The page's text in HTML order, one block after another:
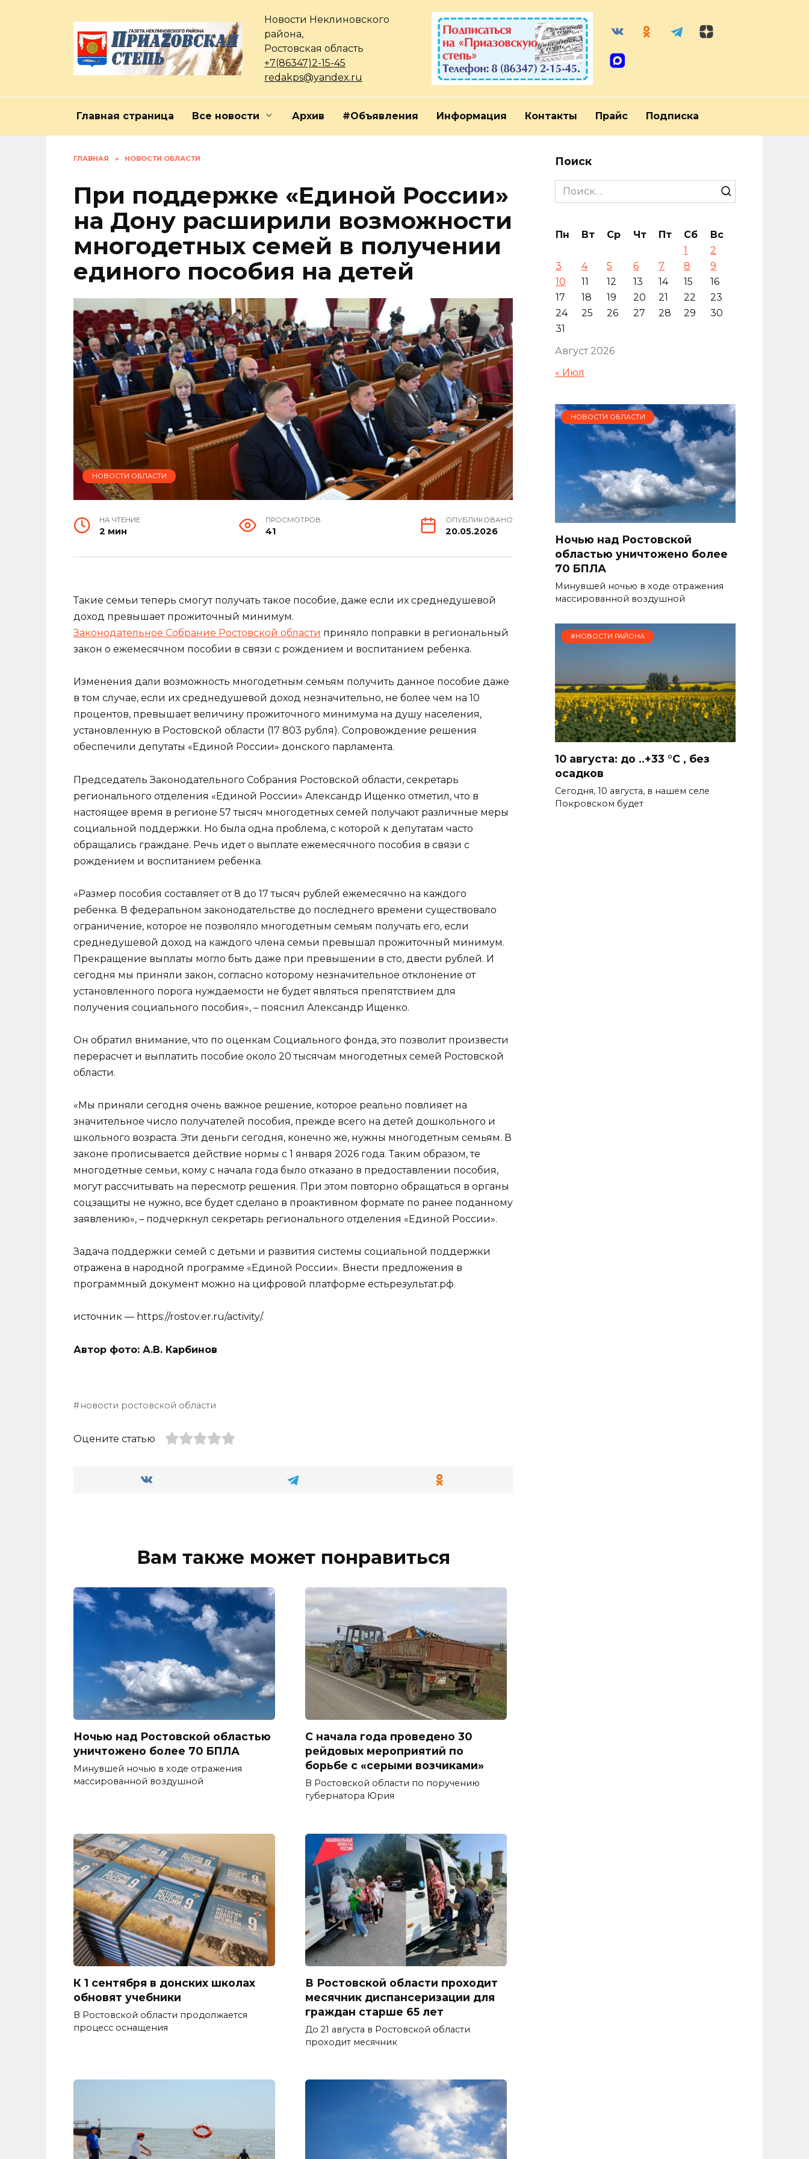
Новости Неклиновского
района,
Ростовская область
+7(86347)2-15-45
redakps@yandex.ru
Главная страница Все новости Архив #Объявления Информация Контакты Прайс Подписка
ГЛАВНАЯ » НОВОСТИ ОБЛАСТИ
При поддержке «Единой России»
на Дону расширили возможности
многодетных семей в получении
единого пособия на детей
НОВОСТИ ОБЛАСТИ
НА ЧТЕНИЕ
2 мин
ПРОСМОТРОВ
41
ОПУБЛИКОВАНО
20.05.2026
Такие семьи теперь смогут получать такое пособие, даже если их среднедушевой
доход превышает прожиточный минимум.
Законодательное Собрание Ростовской области приняло поправки в региональный
закон о ежемесячном пособии в связи с рождением и воспитанием ребенка.
Изменения дали возможность многодетным семьям получить данное пособие даже
в том случае, если их среднедушевой доход незначительно, не более чем на 10
процентов, превышает величину прожиточного минимума на душу населения,
установленную в Ростовской области (17 803 рубля). Сопровождение решения
обеспечили депутаты «Единой России» донского парламента.
Председатель Законодательного Собрания Ростовской области, секретарь
регионального отделения «Единой России» Александр Ищенко отметил, что в
настоящее время в регионе 57 тысяч многодетных семей получают различные меры
социальной поддержки. Но была одна проблема, с которой к депутатам часто
обращались граждане. Речь идет о выплате ежемесячного пособия в связи с
рождением и воспитанием ребенка.
«Размер пособия составляет от 8 до 17 тысяч рублей ежемесячно на каждого
ребенка. В федеральном законодательстве до последнего времени существовало
ограничение, которое не позволяло многодетным семьям получать его, если
среднедушевой доход на каждого члена семьи превышал прожиточный минимум.
Прекращение выплаты могло быть даже при превышении в сто, двести рублей. И
сегодня мы приняли закон, согласно которому незначительное отклонение от
установленного порога нуждаемости не будет являться препятствием для
получения социального пособия», – пояснил Александр Ищенко.
Он обратил внимание, что по оценкам Социального фонда, это позволит произвести
перерасчет и выплатить пособие около 20 тысячам многодетных семей Ростовской
области.
«Мы приняли сегодня очень важное решение, которое реально повлияет на
значительное число получателей пособия, прежде всего на детей дошкольного и
школьного возраста. Эти деньги сегодня, конечно же, нужны многодетным семьям. В
законе прописывается действие нормы с 1 января 2026 года. Таким образом, те
многодетные семьи, кому с начала года было отказано в предоставлении пособия,
могут рассчитывать на пересмотр решения. При этом повторно обращаться в органы
соцзащиты не нужно, все будет сделано в проактивном формате по ранее поданному
заявлению», – подчеркнул секретарь регионального отделения «Единой России».
Задача поддержки семей с детьми и развития системы социальной поддержки
отражена в народной программе «Единой России». Внести предложения в
программный документ можно на цифровой платформе естьрезультат.рф.
источник — https://rostov.er.ru/activity/.
Автор фото: А.В. Карбинов
новости ростовской области
Оцените статью
Вам также может понравиться
Ночью над Ростовской областью
уничтожено более 70 БПЛА
Минувшей ночью в ходе отражения
массированной воздушной
С начала года проведено 30
рейдовых мероприятий по
борьбе с «серыми возчиками»
В Ростовской области по поручению
губернатора Юрия
К 1 сентября в донских школах
обновят учебники
В Ростовской области продолжается
процесс оснащения
В Ростовской области проходит
месячник диспансеризации для
граждан старше 65 лет
До 21 августа в Ростовской области
проходит месячник
Поиск
Search
for:
Август 2026
Пн Вт Ср Чт Пт Сб
Вс
1
2
3
4 5 6 7 8
9
10
11 12 13 14 15
16
17
18 19 20 21 22
23
24
25 26 27 28 29
30
31
« Июл
НОВОСТИ ОБЛАСТИ
Ночью над Ростовской
областью уничтожено более
70 БПЛА
Минувшей ночью в ходе отражения
массированной воздушной
#НОВОСТИ РАЙОНА
10 августа: до ..+33 °C , без
осадков
Сегодня, 10 августа, в нашем селе
Покровском будет